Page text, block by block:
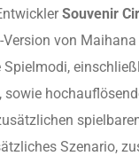
Souvenir
von
Spielmodi,
sowie
Szenario,